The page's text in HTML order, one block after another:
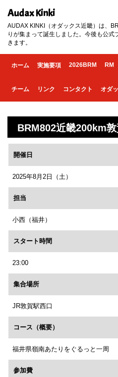
Audax Kinki
AUDAX KINKI（オダックス近畿）は、
りが集まって誕生しました。今後も公
きます。
ホーム 実施要項 2026BRM RM
チーム リンク コンタクト オダ
BRM802近畿200km
開催日
2025年8月2日（土）
担当
小西（福井）
スタート時間
23:00
集合場所
JR敦賀駅西口
コース（概要）
福井県嶺南あたりをぐるっと一周
参加費